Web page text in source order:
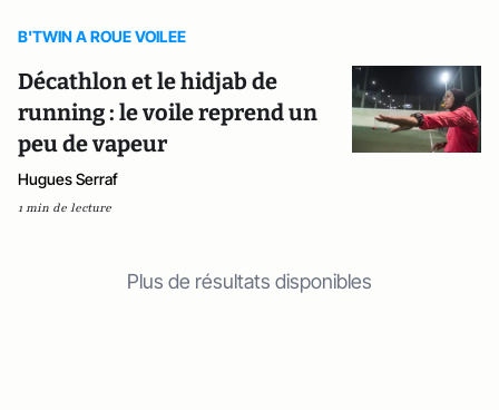
B'TWIN A ROUE VOILEE
Décathlon et le hidjab de
running : le voile reprend un
peu de vapeur
Hugues Serraf
1 min de lecture
Plus de résultats disponibles